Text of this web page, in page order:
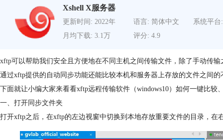
Xshell X服务器
更新时间: 2022年 语言: 简体中文
系统平台
月均下载: 3.1万
评分: 4.9
xftp可以帮助我们安全且方便地在不同主机之间传输文件，除了手动传
通过xftp提供的自动同步功能还能比较本机和服务器上存放的文件之间
下面就让小编大家来看看xftp远程传输软件（windows10）如何一键比较
一、打开同步文件夹
打开xftp之后，在xftp的左边视窗中切换到本地存放重要文件的目录，在